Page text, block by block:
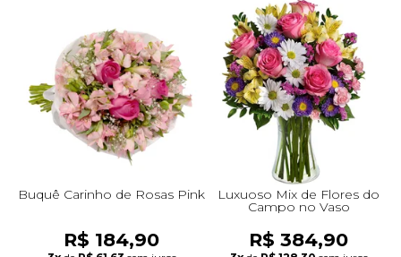
Buquê Carinho de Rosas Pink
R$ 184,90
Luxuoso Mix de Flores do
Campo no Vaso
R$ 384,90